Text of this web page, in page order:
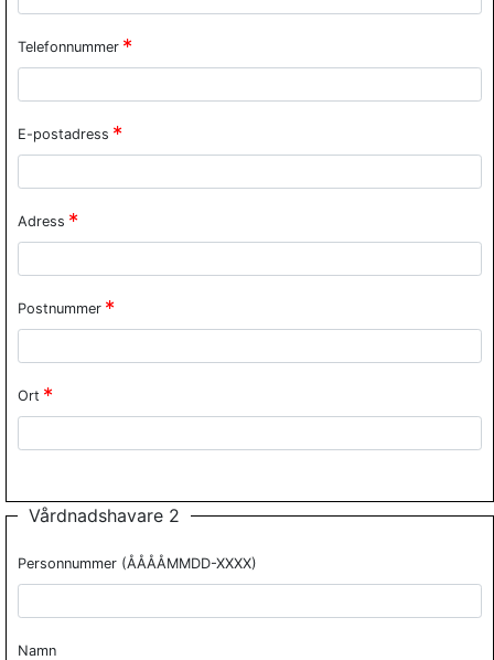
Telefonnummer
E-postadress
Adress
Postnummer
Ort
Vårdnadshavare 2
Personnummer (ÅÅÅÅMMDD-XXXX)
Namn